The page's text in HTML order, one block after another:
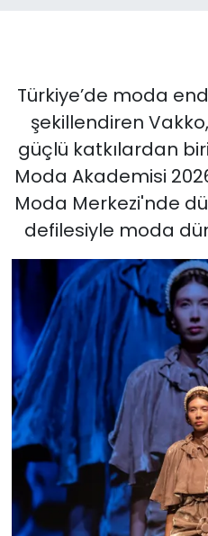
Türkiye’de moda
şekillendiren
güçlü katkılardan
Moda Akademisi
Moda Merkezi'nde
defilesiyle moda